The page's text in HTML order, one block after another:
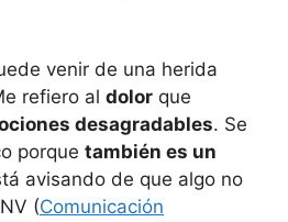
venir de una herida
refiero al dolor que
desagradables. Se
porque también es un
avisando de que algo no
(Comunicación